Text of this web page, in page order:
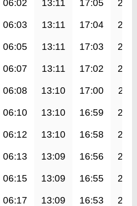
06:02 13:11 17:05
06:03 13:11 17:04
06:05 13:11 17:03
06:07 13:11 17:02
06:08 13:10 17:00
06:10 13:10 16:59
06:12 13:10 16:58
06:13 13:09 16:56
06:15 13:09 16:55
06:17 13:09 16:53